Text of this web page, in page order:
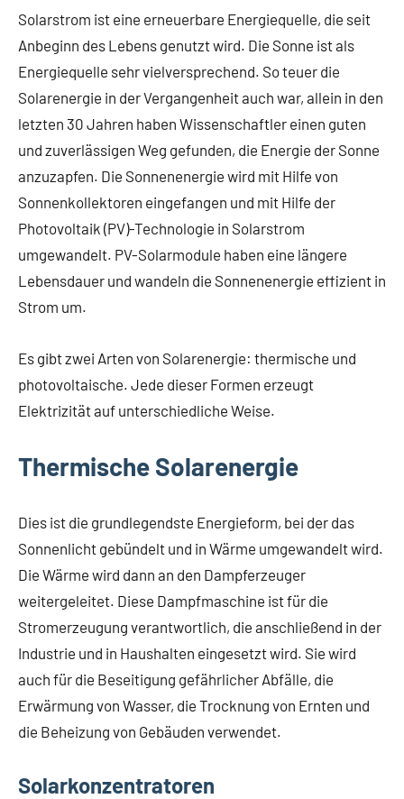
Solarstrom ist eine erneuerbare Energiequelle, die seit
Anbeginn des Lebens genutzt wird. Die Sonne ist als
Energiequelle sehr vielversprechend. So teuer die
Solarenergie in der Vergangenheit auch war, allein in den
letzten 30 Jahren haben Wissenschaftler einen guten
und zuverlässigen Weg gefunden, die Energie der Sonne
anzuzapfen. Die Sonnenenergie wird mit Hilfe von
Sonnenkollektoren eingefangen und mit Hilfe der
Photovoltaik (PV)-Technologie in Solarstrom
umgewandelt. PV-Solarmodule haben eine längere
Lebensdauer und wandeln die Sonnenenergie effizient in
Strom um.
Es gibt zwei Arten von Solarenergie: thermische und
photovoltaische. Jede dieser Formen erzeugt
Elektrizität auf unterschiedliche Weise.
Thermische Solarenergie
Dies ist die grundlegendste Energieform, bei der das
Sonnenlicht gebündelt und in Wärme umgewandelt wird.
Die Wärme wird dann an den Dampferzeuger
weitergeleitet. Diese Dampfmaschine ist für die
Stromerzeugung verantwortlich, die anschließend in der
Industrie und in Haushalten eingesetzt wird. Sie wird
auch für die Beseitigung gefährlicher Abfälle, die
Erwärmung von Wasser, die Trocknung von Ernten und
die Beheizung von Gebäuden verwendet.
Solarkonzentratoren